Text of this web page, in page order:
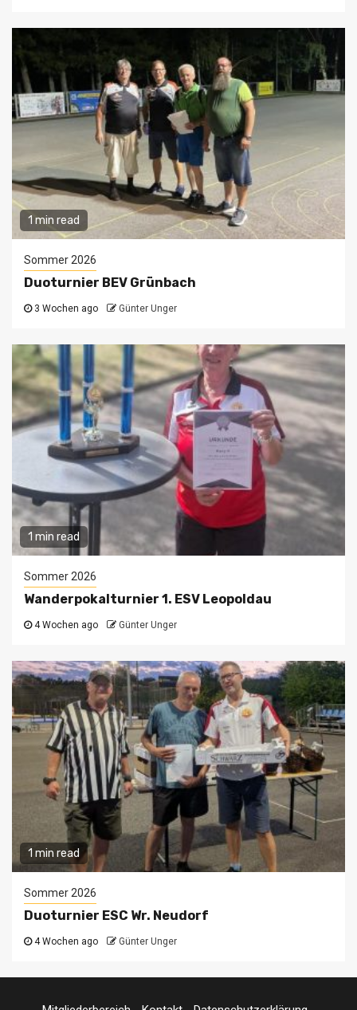
1 min read
Sommer 2026
Duoturnier BEV Grünbach
3 Wochen ago Günter Unger
1 min read
Sommer 2026
Wanderpokalturnier 1. ESV Leopoldau
4 Wochen ago Günter Unger
1 min read
Sommer 2026
Duoturnier ESC Wr. Neudorf
4 Wochen ago Günter Unger